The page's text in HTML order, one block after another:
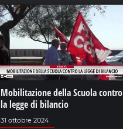
Mobilitazione della Scuola contro
la legge di bilancio
31 ottobre 2024